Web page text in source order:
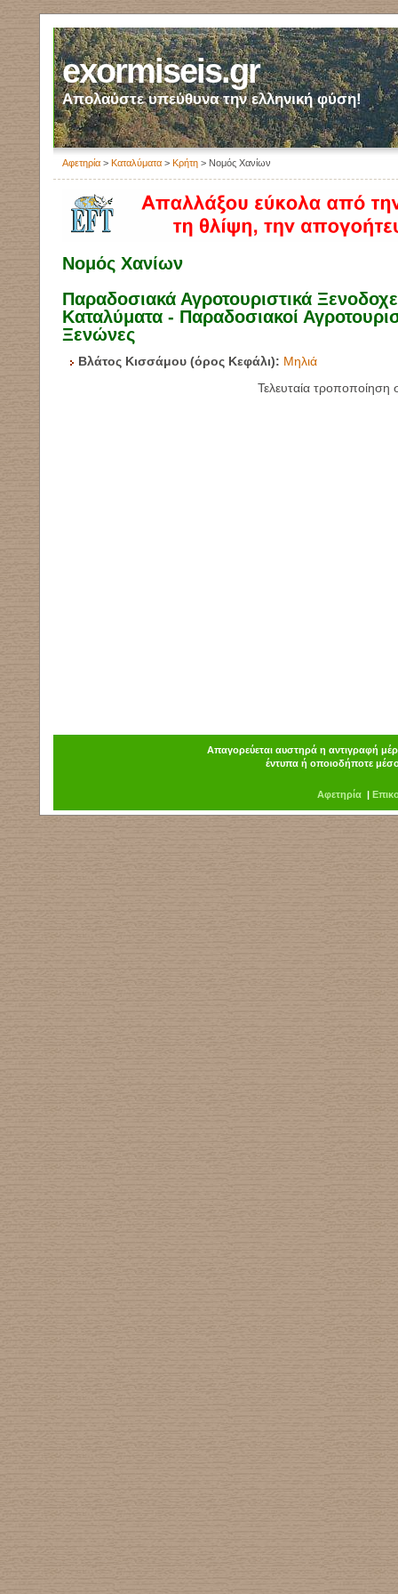
exormiseis.gr
Απολαύστε υπεύθυνα την ελληνική φύση!
Αφετηρία > Καταλύματα > Κρήτη > Νομός Χανίων
Νομός Χανίων
Παραδοσιακά Αγροτουριστικά
Καταλύματα - Παραδοσιακοί
Ξενώνες
Βλάτος Κισσάμου (όρος Κεφάλι): Μηλιά
Τελευταία τροποποίηση
Απαγορεύεται αυστηρά η αντιγραφή
έντυπα ή οποιοδήποτε
Αφετηρία|